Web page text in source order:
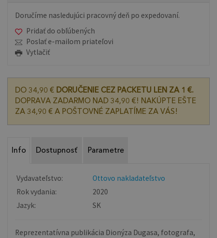
Doručíme nasledujúci pracovný deň po expedovaní.
Pridať do obľúbených
Poslať e-mailom priateľovi
Vytlačiť
DO 34,90 € DORUČENIE CEZ PACKETU LEN ZA 1 €.
DOPRAVA ZADARMO NAD 34,90 €! NAKÚPTE EŠTE
ZA 34,90 € A POŠTOVNÉ ZAPLATÍME ZA VÁS!
Info Dostupnosť Parametre
Vydavateľstvo:
Ottovo nakladateľstvo
Rok vydania:
2020
Jazyk:
SK
Reprezentatívna publikácia Dionýza Dugasa, fotografa,